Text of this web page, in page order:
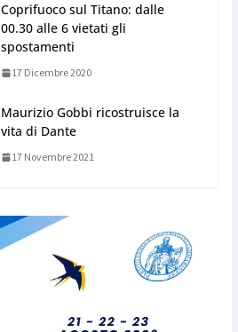
Coprifuoco sul Titano: dalle
00.30 alle 6 vietati gli
spostamenti
17 Dicembre 2020
Maurizio Gobbi ricostruisce la
vita di Dante
17 Novembre 2021